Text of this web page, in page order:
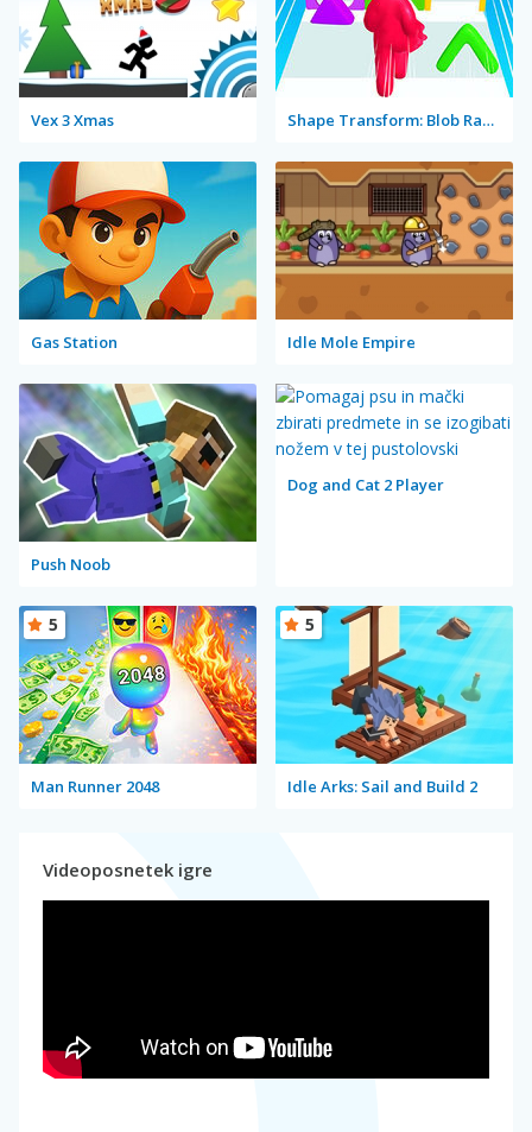
Vex 3 Xmas Shape Transform: Blob Racing
Gas Station Idle Mole Empire
Push Noob
Dog and Cat 2 Player
Man Runner 2048
5
Idle Arks: Sail and Build 2
5
Videoposnetek igre